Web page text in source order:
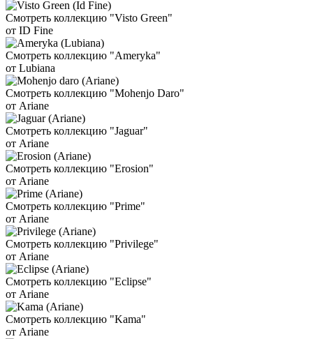
Смотреть коллекцию "Visto Green"
от ID Fine
Смотреть коллекцию "Ameryka"
от Lubiana
Смотреть коллекцию "Mohenjo Daro"
от Ariane
Смотреть коллекцию "Jaguar"
от Ariane
Смотреть коллекцию "Erosion"
от Ariane
Смотреть коллекцию "Prime"
от Ariane
Смотреть коллекцию "Privilege"
от Ariane
Смотреть коллекцию "Eclipse"
от Ariane
Смотреть коллекцию "Kama"
от Ariane